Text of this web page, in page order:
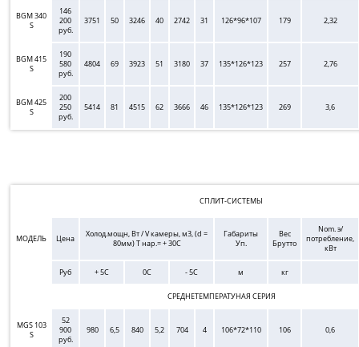
BGM 340
S
146
200
руб.
3751 50 3246 40 2742 31 126*96*107 179 2,32
BGM 415
S
190
580
руб.
4804 69 3923 51 3180 37 135*126*123 257 2,76
BGM 425
S
200
250
руб.
5414 81 4515 62 3666 46 135*126*123 269 3,6
СПЛИТ-СИСТЕМЫ
МОДЕЛЬ Цена
Холод.мощн, Вт / V камеры, м3, (d =
80мм) Т нар.= + 30С
Габариты
Уп.
Вес
Брутто
Nom. э/
потребление,
кВт
Руб + 5C 0C - 5C м кг
СРЕДНЕТЕМПЕРАТУНАЯ СЕРИЯ
MGS 103
S
52
900
руб.
980 6,5 840 5,2 704 4 106*72*110 106 0,6